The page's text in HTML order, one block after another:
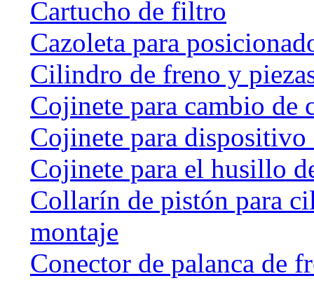
Cartucho de filtro
Cazoleta para
Cilindro de freno y
Cojinete para cambio de
Cojinete para
Cojinete para el husillo
Collarín de pistón para
montaje
Conector de palanca de